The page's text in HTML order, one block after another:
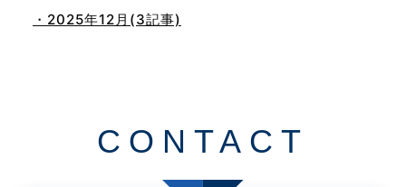
・2025年12月(3記事)
・2025年8月(2記事)
CONTACT